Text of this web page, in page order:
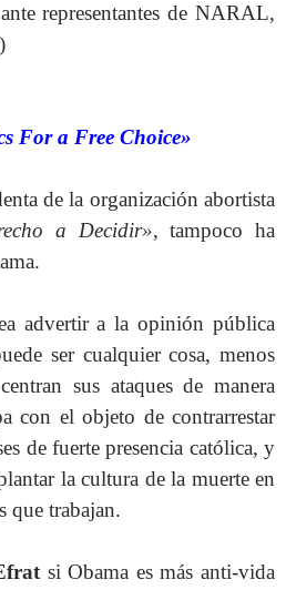
representantes de NARAL,
For a Free Choice»
de la organización abortista
a Decidir», tampoco ha
advertir a la opinión pública
ser cualquier cosa, menos
sus ataques de manera
con el objeto de contrarrestar
de fuerte presencia católica, y
la cultura de la muerte en
que trabajan.
si Obama es más anti-vida